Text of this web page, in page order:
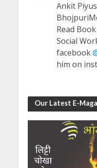
Ankit
Read
Social
facebook
him on
Our Latest E-